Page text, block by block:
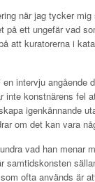
när jag tycker
på ett ungefär vad
att kuratorerna i
intervju angående
konstnärens fel
igenkännande
om det kan vara
vad han menar
samtidskonsten
ofta används är